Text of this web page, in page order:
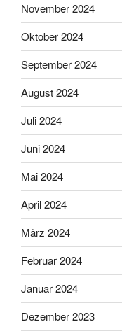
November 2024
Oktober 2024
September 2024
August 2024
Juli 2024
Juni 2024
Mai 2024
April 2024
März 2024
Februar 2024
Januar 2024
Dezember 2023